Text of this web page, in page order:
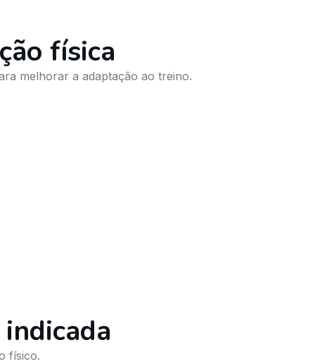
física
melhorar a adaptação ao treino.
físico.